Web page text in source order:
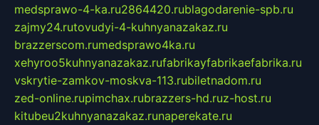
medsprawo-4-ka.ru2864420.rublagodarenie-spb.ru
zajmy24.rutovudyi-4-kuhnyanazakaz.ru
brazzerscom.rumedsprawo4ka.ru
xehyroo5kuhnyanazakaz.rufabrikayfabrikaefabrika.ru
vskrytie-zamkov-moskva-113.rubiletnadom.ru
zed-online.rupimchax.rubrazzers-hd.ruz-host.ru
kitubeu2kuhnyanazakaz.runaperekate.ru